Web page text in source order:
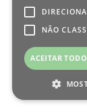
NÃO
ACEITAR